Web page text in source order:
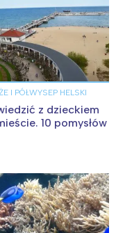
I PÓŁWYSEP HELSKI
z dzieckiem
10 pomysłów